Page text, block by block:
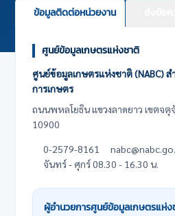
ข้อมูลติดต่อหน่วยงาน
ศูนย์ข้อมูลเกษตรแห่งชาติ
ศูนย์ข้อมูลเกษตรแห่งชาติ (NABC) ส
การเกษตร
ถนนพหลโยธิน แขวงลาดยาว เขตจ
10900
0-2579-8161
จันทร์ - ศุกร์ 08.30 - 16.30 น.
ผู้อำนวยการศูนย์ข้อมูลเกษตรแห่ง